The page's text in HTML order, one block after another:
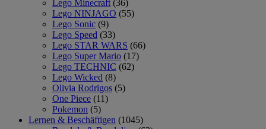
Lego Minecraft (36)
Lego NINJAGO (55)
Lego Sonic (9)
Lego Speed (33)
Lego STAR WARS (66)
Lego Super Mario (17)
Lego TECHNIC (62)
Lego Wicked (8)
Olivia Rodrigos (5)
One Piece (11)
Pokemon (5)
Lernen & Beschäftigen (1045)